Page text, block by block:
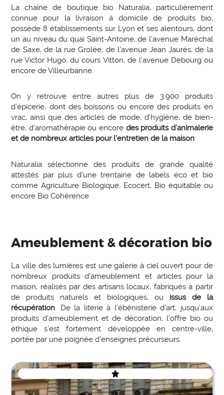
La chaîne de boutique bio Naturalia, particulièrement
connue pour la livraison à domicile de produits bio,
possède 8 établissements sur Lyon et ses alentours, dont
un au niveau du quai Saint-Antoine, de l’avenue Maréchal
de Saxe, de la rue Grolée, de l’avenue Jean Jaurès, de la
rue Victor Hugo, du cours Vitton, de l’avenue Debourg ou
encore de Villeurbanne.
On y retrouve entre autres plus de 3.900 produits
d’épicerie, dont des boissons ou encore des produits en
vrac, ainsi que des articles de mode, d’hygiène, de bien-
être, d’aromathérapie ou encore des produits d’animalerie
et de nombreux articles pour l’entretien de la maison.
Naturalia sélectionne des produits de grande qualité
attestés par plus d’une trentaine de labels éco et bio
comme Agriculture Biologique, Ecocert, Bio équitable ou
encore Bio Cohérence.
Ameublement & décoration bio
La ville des lumières est une galerie à ciel ouvert pour de
nombreux produits d’ameublement et articles pour la
maison, réalisés par des artisans locaux, fabriqués à partir
de produits naturels et biologiques, ou issus de la
récupération. De la literie à l’ébénisterie d’art, jusqu’aux
produits d’ameublement et de décoration, l’offre bio ou
éthique s’est fortement développée en centre-ville,
portée par une poignée d’enseignes précurseurs.